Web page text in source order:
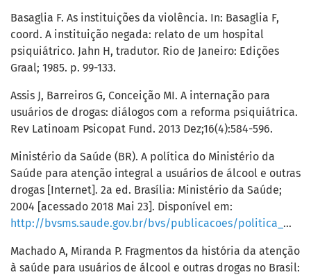
Basaglia F. As instituições da violência. In: Basaglia F,
coord. A instituição negada: relato de um hospital
psiquiátrico. Jahn H, tradutor. Rio de Janeiro: Edições
Graal; 1985. p. 99-133.
Assis J, Barreiros G, Conceição MI. A internação para
usuários de drogas: diálogos com a reforma psiquiátrica.
Rev Latinoam Psicopat Fund. 2013 Dez;16(4):584-596.
Ministério da Saúde (BR). A política do Ministério da
Saúde para atenção integral a usuários de álcool e outras
drogas [Internet]. 2a ed. Brasília: Ministério da Saúde;
2004 [acessado 2018 Mai 23]. Disponível em:
http://bvsms.saude.gov.br/bvs/publicacoes/politica_ministerio_saude_atencao_integral_usuarios_alcool_drogas.pdf
Machado A, Miranda P. Fragmentos da história da atenção
à saúde para usuários de álcool e outras drogas no Brasil: